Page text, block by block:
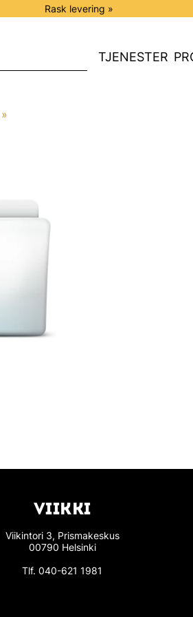
Rask levering »
TJENESTER
‪»
VIIKKI
Viikintori 3, Prismakeskus
00790 Helsinki
Tlf.040-621 1981